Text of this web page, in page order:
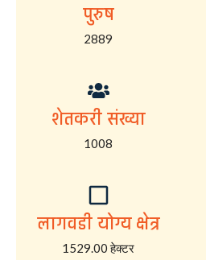
पुरुष
2889
शेतकरी संख्या
1008
लागवडी योग्य क्षेत्र
1529.00 हेक्टर